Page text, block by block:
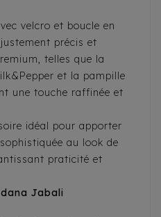
velcro et boucle en
précis et
telles que la
et la pampille
une touche raffinée et
idéal pour apporter
au look de
praticité et
Jabali